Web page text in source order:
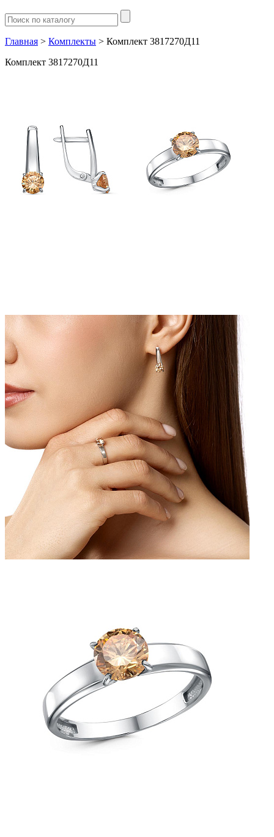
Главная > Комплекты > Комплект 3817270Д11
Комплект 3817270Д11